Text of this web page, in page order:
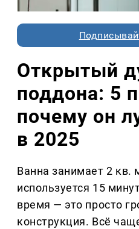
Открытый
поддона: 5
почему он
в 2025
Ванна занимает 2 кв.
используется 15
время — это просто
конструкция. Всё